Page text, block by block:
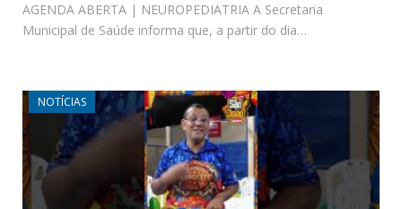
AGENDA ABERTA | NEUROPEDIATRIA A Secretaria
Municipal de Saúde informa que, a partir do dia…
NOTÍCIAS